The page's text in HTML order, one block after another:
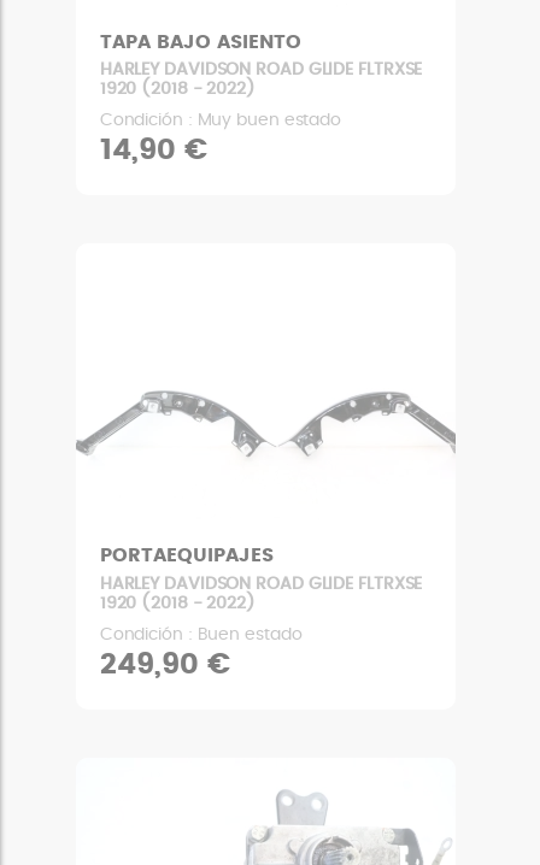
TAPA BAJO ASIENTO
HARLEY DAVIDSON ROAD GLIDE FLTRXSE
1920 (2018 - 2022)
Condición : Muy buen estado
14,90 €
PORTAEQUIPAJES
HARLEY DAVIDSON ROAD GLIDE FLTRXSE
1920 (2018 - 2022)
Condición : Buen estado
249,90 €